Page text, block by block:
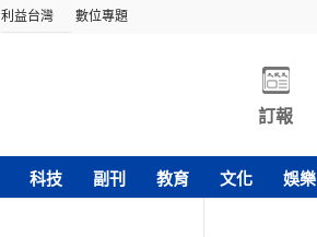
利益台灣 數位專題
訂報
科技 副刊 教育 文化 娛樂